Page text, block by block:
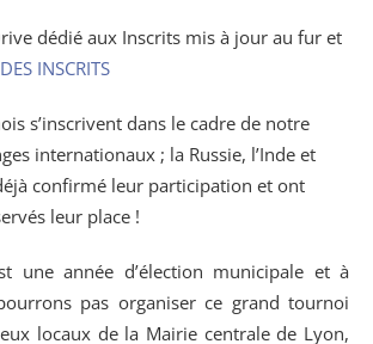
dédié aux Inscrits mis à jour au fur et
INSCRITS
s’inscrivent dans le cadre de notre
internationaux ; la Russie, l’Inde et
confirmé leur participation et ont
leur place !
une année d’élection municipale et à
pas organiser ce grand tournoi
locaux de la Mairie centrale de Lyon,